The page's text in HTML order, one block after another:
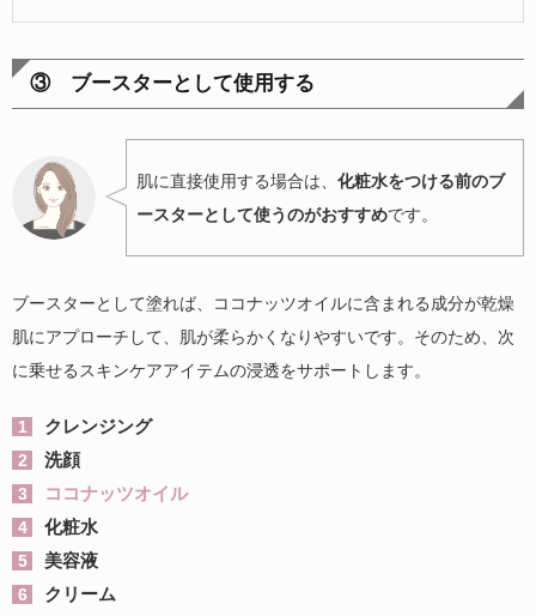
③ ブースターとして使用する
肌に直接使用する場合は、 化粧水をつける前のブ
ースターとして使うのがおすすめです。
ブースターとして塗れば、ココナッツオイルに含まれる成分が乾燥
肌にアプローチして、肌が柔らかくなりやすいです。そのため、次
に乗せるスキンケアアイテムの浸透をサポートします。
クレンジング
洗顔
ココナッツオイル
化粧水
美容液
クリーム